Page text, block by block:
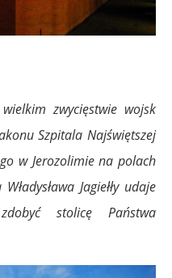
zwycięstwie wojsk
Szpitala Najświętszej
w Jerozolimie na polach
Jagiełły udaje
stolicę Państwa